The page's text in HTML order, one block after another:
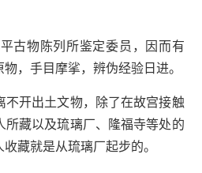
古物陈列所鉴定委员，因而有
，手目摩挲，辨伪经验日进。
不开出土文物，除了在故宫接触
所藏以及琉璃厂、隆福寺等处的
藏就是从琉璃厂起步的。